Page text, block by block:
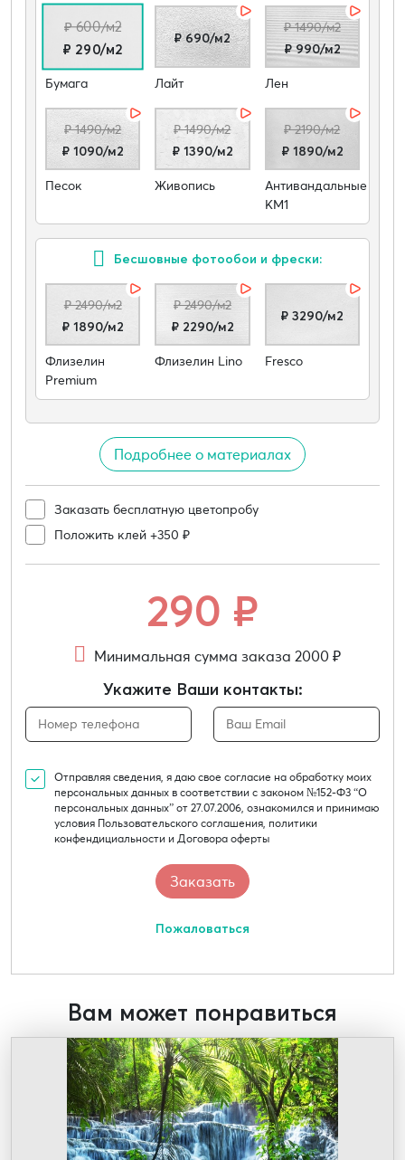
₽ 600/м2
₽ 290/м2
Бумага
₽ 690/м2
Лайт
₽ 1490/м2
₽ 990/м2
Лен
₽ 1490/м2
₽ 1090/м2
Песок
₽ 1490/м2
₽ 1390/м2
Живопись
₽ 2190/м2
₽ 1890/м2
Антивандальные
КМ1
Бесшовные фотообои и фрески:
₽ 2490/м2
₽ 1890/м2
Флизелин
Premium
₽ 2490/м2
₽ 2290/м2
Флизелин Lino
₽ 3290/м2
Fresco
Подробнее о материалах
Заказать бесплатную цветопробу
Положить клей +350 ₽
290 ₽
Минимальная сумма заказа 2000 ₽
Укажите Ваши контакты:
Отправляя сведения, я даю свое согласие на обработку моих
персональных данных в соответствии с законом №152-Ф3 “О
персональных данных” от 27.07.2006, ознакомился и принимаю
условия Пользовательского соглашения, политики
конфендициальности и Договора оферты
Пожаловаться
Вам может понравиться